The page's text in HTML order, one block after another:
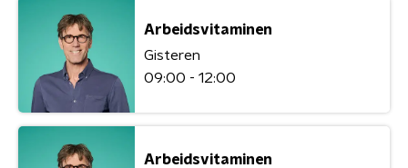
Arbeidsvitaminen
Gisteren
09:00 - 12:00
Arbeidsvitaminen